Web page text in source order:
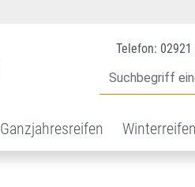
Telefon:
Ganzjahresreifen Winterreifen